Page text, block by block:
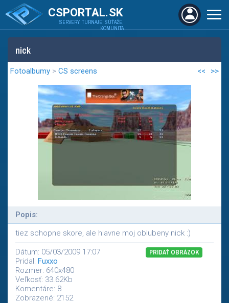
CSPORTAL.SK
SERVERY, TURNAJE, SÚŤAŽE,
KOMUNITA
nick
Fotoalbumy > CS screens << >>
Popis:
tiez schopne skore, ale hlavne moj oblubeny nick :)
Dátum: 05/03/2009 17:07
Pridal: Fuxxo
Rozmer: 640x480
Veľkosť: 33.62Kb
Komentáre: 8
Zobrazené: 2152
PRIDAŤ OBRÁZOK